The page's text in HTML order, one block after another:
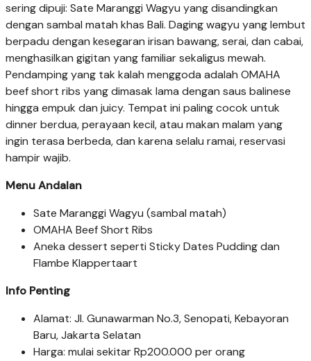
sering dipuji: Sate Maranggi Wagyu yang disandingkan
dengan sambal matah khas Bali. Daging wagyu yang lembut
berpadu dengan kesegaran irisan bawang, serai, dan cabai,
menghasilkan gigitan yang familiar sekaligus mewah.
Pendamping yang tak kalah menggoda adalah OMAHA
beef short ribs yang dimasak lama dengan saus balinese
hingga empuk dan juicy. Tempat ini paling cocok untuk
dinner berdua, perayaan kecil, atau makan malam yang
ingin terasa berbeda, dan karena selalu ramai, reservasi
hampir wajib.
Menu Andalan
Sate Maranggi Wagyu (sambal matah)
OMAHA Beef Short Ribs
Aneka dessert seperti Sticky Dates Pudding dan
Flambe Klappertaart
Info Penting
Alamat: Jl. Gunawarman No.3, Senopati, Kebayoran
Baru, Jakarta Selatan
Harga: mulai sekitar Rp200.000 per orang